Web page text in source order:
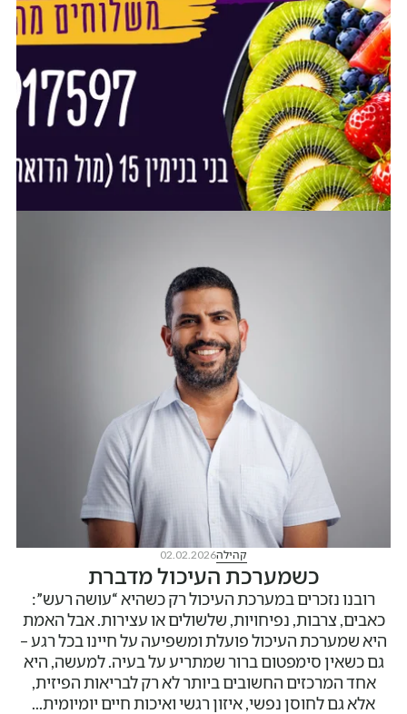
קהילה02.02.2026
כשמערכת העיכול מדברת
רובנו נזכרים במערכת העיכול רק כשהיא “עושה רעש”:
כאבים, צרבות, נפיחויות, שלשולים או עצירות. אבל האמת
היא שמערכת העיכול פועלת ומשפיעה על חיינו בכל רגע –
גם כשאין סימפטום ברור שמתריע על בעיה. למעשה, היא
אחד המרכזים החשובים ביותר לא רק לבריאות הפיזית,
אלא גם לחוסן נפשי, איזון רגשי ואיכות חיים יומיומית...